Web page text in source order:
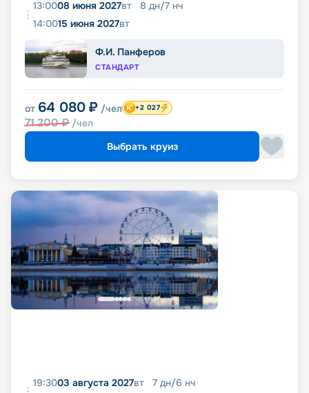
13:0008 июня 2027вт 8 дн/7 нч
14:0015 июня 2027вт
Ф.И. Панферов
СТАНДАРТ
от 64 080 ₽ /чел
71 200₽ /чел
+2 027
Выбрать круиз
19:3003 августа 2027вт 7 дн/6 нч